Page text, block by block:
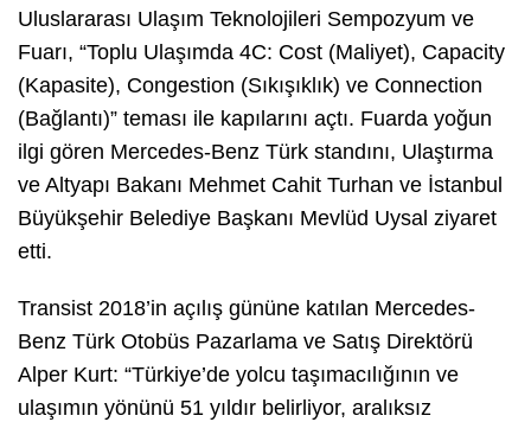
Uluslararası Ulaşım Teknolojileri Sempozyum ve
Fuarı, “Toplu Ulaşımda 4C: Cost (Maliyet), Capacity
(Kapasite), Congestion (Sıkışıklık) ve Connection
(Bağlantı)” teması ile kapılarını açtı. Fuarda yoğun
ilgi gören Mercedes-Benz Türk standını, Ulaştırma
ve Altyapı Bakanı Mehmet Cahit Turhan ve İstanbul
Büyükşehir Belediye Başkanı Mevlüd Uysal ziyaret
etti.
Transist 2018’in açılış gününe katılan Mercedes-
Benz Türk Otobüs Pazarlama ve Satış Direktörü
Alper Kurt: “Türkiye’de yolcu taşımacılığının ve
ulaşımın yönünü 51 yıldır belirliyor, aralıksız